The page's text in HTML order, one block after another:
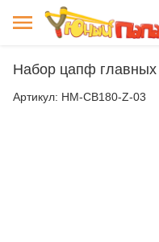
Набор цапф главных
Артикул: HM-CB180-Z-03